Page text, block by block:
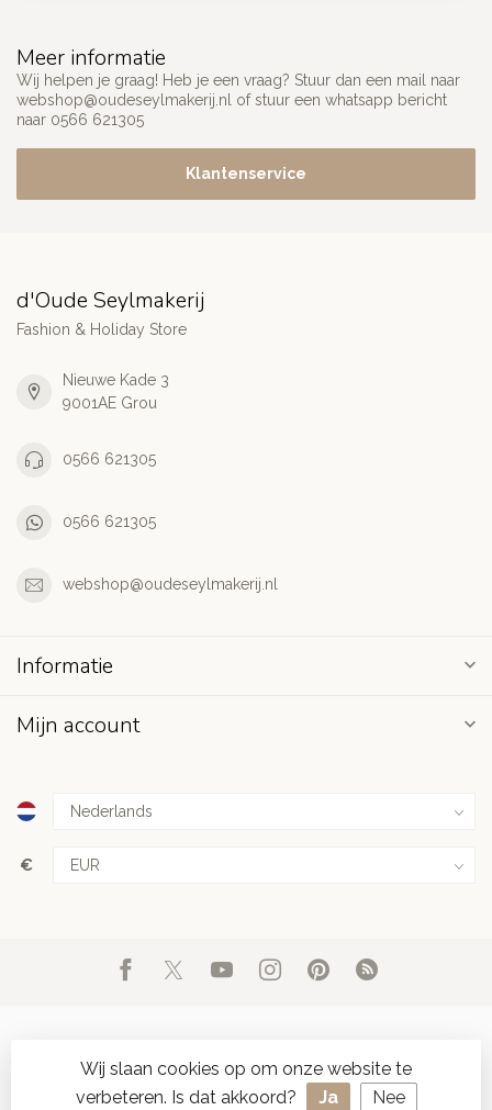
Meer informatie
Wij helpen je graag! Heb je een vraag? Stuur dan een mail naar
webshop@oudeseylmakerij.nl
of stuur een whatsapp bericht
naar 0566 621305
Klantenservice
d'Oude Seylmakerij
Fashion & Holiday Store
Nieuwe Kade 3
9001AE Grou
0566 621305
0566 621305
webshop@oudeseylmakerij.nl
Informatie
Mijn account
€
© Copyright 2026 d'Oude Seylmakerij- Powered by Lightspeed
Wij slaan cookies op om onze website te
verbeteren. Is dat akkoord?
Ja Nee